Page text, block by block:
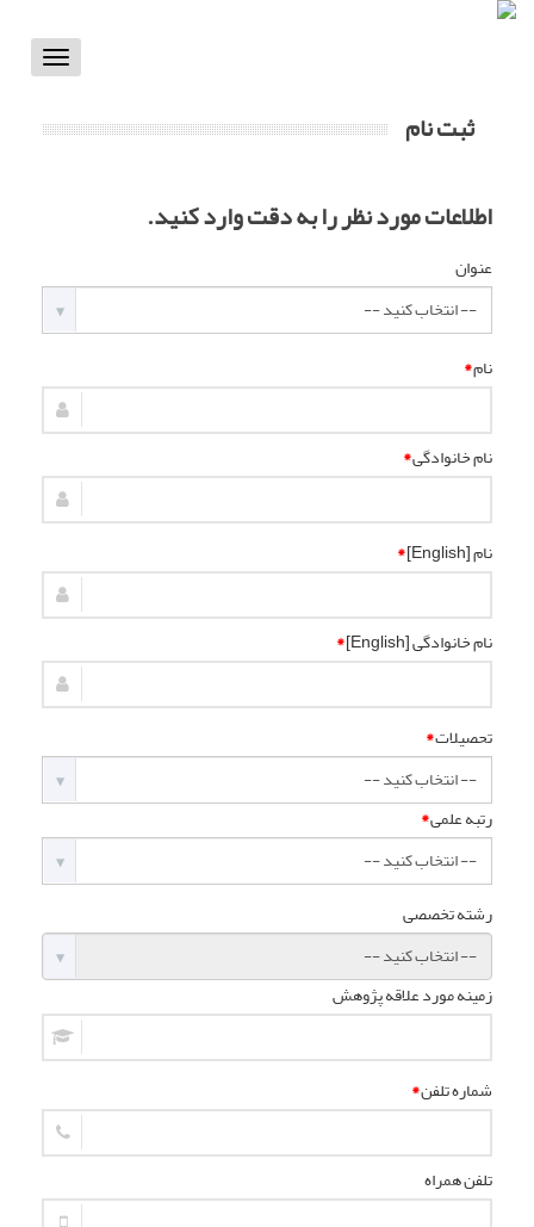
Toggle
ثبت نام
اطلاعات مورد نظر را به دقت وارد کنید.
عنوان
نام*
نام خانوادگی*
نام [English] *
نام خانوادگی [English] *
تحصیلات*
رتبه علمی*
رشته تخصصی
زمینه مورد علاقه پژوهش
شماره تلفن*
تلفن همراه